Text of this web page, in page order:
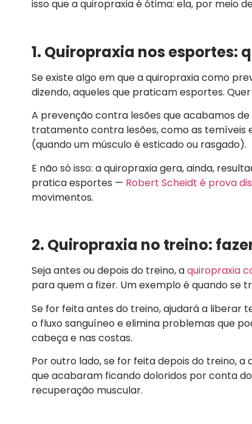
isso que a quiropraxia é ótima: ela, por meio
1. Quiropraxia nos esportes:
Se existe algo em que a quiropraxia como
dizendo, aqueles que praticam esportes.
A prevenção contra lesões que acabamos
tratamento contra lesões, como as temíveis
(quando um músculo é esticado ou rasgado).
E não só isso: a quiropraxia gera, ainda,
pratica esportes — Robert Scheidt é prova
movimentos.
2. Quiropraxia no treino:
Seja antes ou depois do treino, aquiropraxia
para quem a fizer. Um exemplo é quando se
Se for feita antes do treino, ajudará a liberar
o fluxo sanguíneo e elimina problemas que
cabeça e nas costas.
Por outro lado, se for feita depois do treino, a
que acabaram ficando doloridos por conta
recuperação muscular.